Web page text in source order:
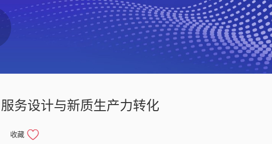
务设计与新质生产力转化
收藏